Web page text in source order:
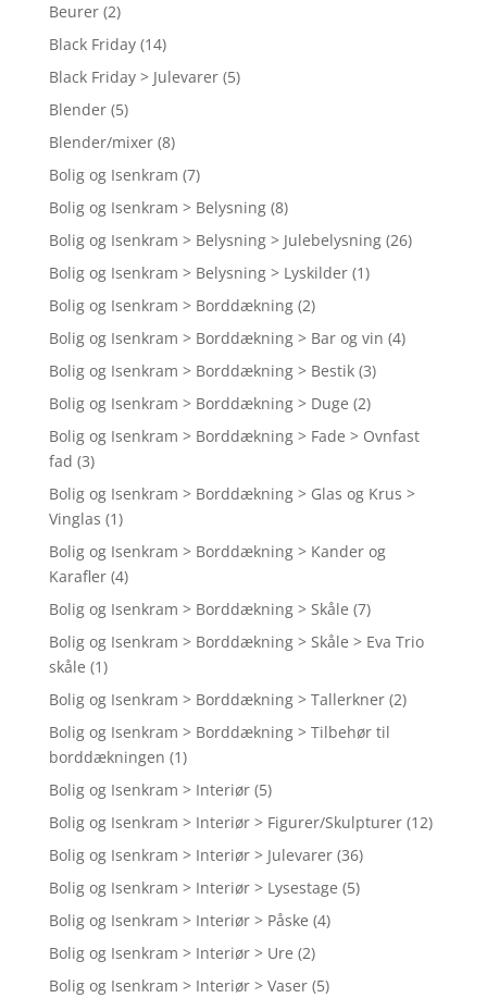
Beurer (2)
Black Friday (14)
Black Friday > Julevarer (5)
Blender (5)
Blender/mixer (8)
Bolig og Isenkram (7)
Bolig og Isenkram > Belysning (8)
Bolig og Isenkram > Belysning > Julebelysning (26)
Bolig og Isenkram > Belysning > Lyskilder (1)
Bolig og Isenkram > Borddækning (2)
Bolig og Isenkram > Borddækning > Bar og vin (4)
Bolig og Isenkram > Borddækning > Bestik (3)
Bolig og Isenkram > Borddækning > Duge (2)
Bolig og Isenkram > Borddækning > Fade > Ovnfast
fad (3)
Bolig og Isenkram > Borddækning > Glas og Krus >
Vinglas (1)
Bolig og Isenkram > Borddækning > Kander og
Karafler (4)
Bolig og Isenkram > Borddækning > Skåle (7)
Bolig og Isenkram > Borddækning > Skåle > Eva Trio
skåle (1)
Bolig og Isenkram > Borddækning > Tallerkner (2)
Bolig og Isenkram > Borddækning > Tilbehør til
borddækningen (1)
Bolig og Isenkram > Interiør (5)
Bolig og Isenkram > Interiør > Figurer/Skulpturer (12)
Bolig og Isenkram > Interiør > Julevarer (36)
Bolig og Isenkram > Interiør > Lysestage (5)
Bolig og Isenkram > Interiør > Påske (4)
Bolig og Isenkram > Interiør > Ure (2)
Bolig og Isenkram > Interiør > Vaser (5)